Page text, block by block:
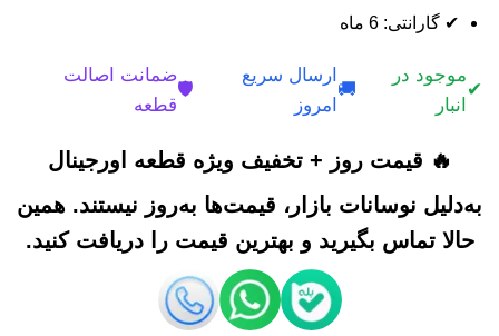
✔ گارانتی: 6 ماه
✔
موجود در
انبار
🚚
ارسال سریع
امروز
🛡️
ضمانت اصالت
قطعه
🔥 قیمت روز + تخفیف ویژه قطعه اورجینال
به‌دلیل نوسانات بازار، قیمت‌ها به‌روز نیستند. همین
حالا تماس بگیرید و بهترین قیمت را دریافت کنید.